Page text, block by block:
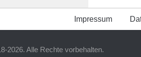
Impressum
2026. Alle Rechte vorbehalten.